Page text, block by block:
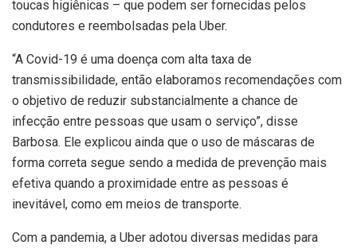
toucas higiênicas – que podem ser fornecidas pelos
condutores e reembolsadas pela Uber.
“A Covid-19 é uma doença com alta taxa de
transmissibilidade, então elaboramos recomendações com
o objetivo de reduzir substancialmente a chance de
infecção entre pessoas que usam o serviço”, disse
Barbosa. Ele explicou ainda que o uso de máscaras de
forma correta segue sendo a medida de prevenção mais
efetiva quando a proximidade entre as pessoas é
inevitável, como em meios de transporte.
Com a pandemia, a Uber adotou diversas medidas para